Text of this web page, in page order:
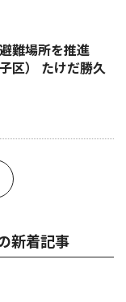
難場所を推進
区） たけだ勝久
新着記事